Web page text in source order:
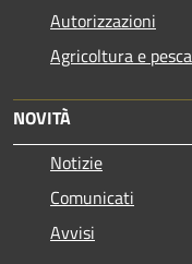
Autorizzazioni
Agricoltura e pesca
NOVITÀ
Notizie
Comunicati
Avvisi